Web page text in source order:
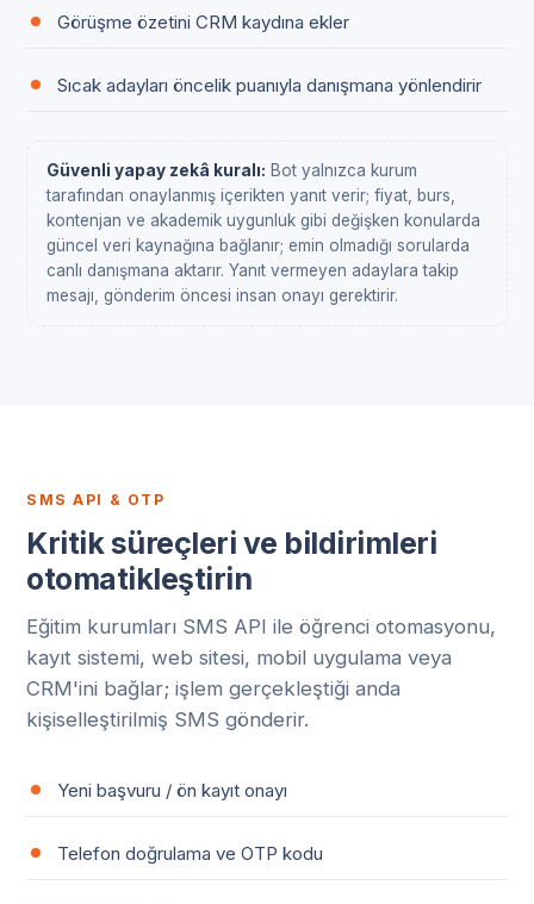
Görüşme özetini CRM kaydına ekler
Sıcak adayları öncelik puanıyla danışmana yönlendirir
Güvenli yapay zekâ kuralı: Bot yalnızca kurum
tarafından onaylanmış içerikten yanıt verir; fiyat, burs,
kontenjan ve akademik uygunluk gibi değişken konularda
güncel veri kaynağına bağlanır; emin olmadığı sorularda
canlı danışmana aktarır. Yanıt vermeyen adaylara takip
mesajı, gönderim öncesi insan onayı gerektirir.
SMS API & OTP
Kritik süreçleri ve bildirimleri
otomatikleştirin
Eğitim kurumları SMS API ile öğrenci otomasyonu,
kayıt sistemi, web sitesi, mobil uygulama veya
CRM'ini bağlar; işlem gerçekleştiği anda
kişiselleştirilmiş SMS gönderir.
Yeni başvuru / ön kayıt onayı
Telefon doğrulama ve OTP kodu